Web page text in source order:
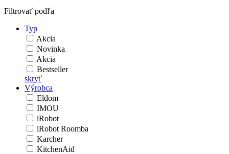
Filtrovať podľa
Typ
Akcia
Novinka
Akcia
Bestseller
skryť
Výrobca
Eldom
IMOU
iRobot
iRobot Roomba
Karcher
KitchenAid